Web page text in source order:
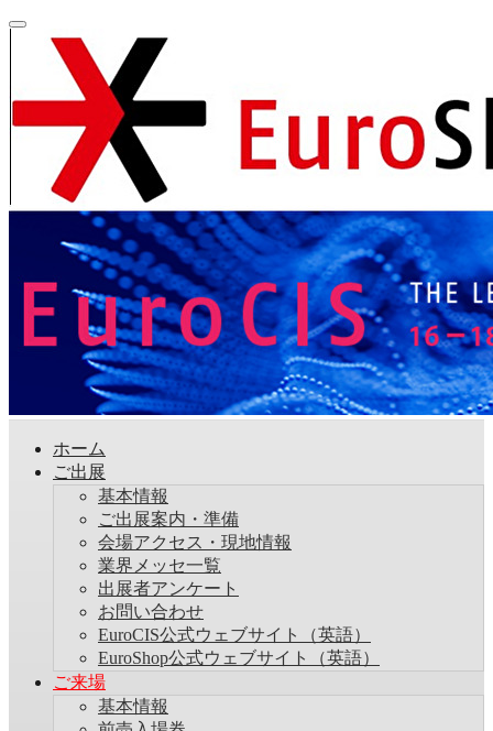
ホーム
ご出展
基本情報
ご出展案内・準備
会場アクセス・現地情報
業界メッセ一覧
出展者アンケート
お問い合わせ
EuroCIS公式ウェブサイト（英語）
EuroShop公式ウェブサイト（英語）
ご来場
基本情報